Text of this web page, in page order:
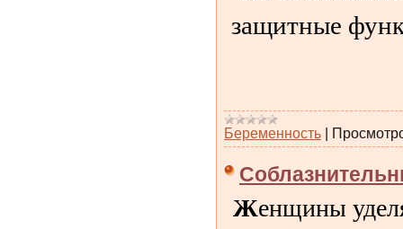
защитные
Беременность |
Женщины